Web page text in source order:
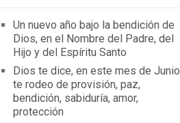
Un nuevo año bajo la bendición de
Dios, en el Nombre del Padre, del
Hijo y del Espíritu Santo
Dios te dice, en este mes de Junio
te rodeo de provisión, paz,
bendición, sabiduría, amor,
protección